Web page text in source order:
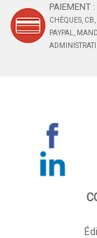
PAIEMENT :
CHÈQUES, CB,
PAYPAL,